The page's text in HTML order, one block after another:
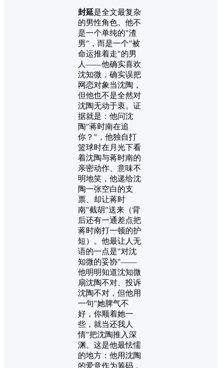
封延是全文最复杂
的男性角色。他不
是一个单纯的"渣
男"，而是一个"被
命运推着走"的男
人——他确实喜欢
沈知微，确实误把
网恋对象当沈陶，
但他也不是全然对
沈陶无动于衷。证
据就是：他问沈
陶"蒋时南在追
你？"，他独自打
篮球时在月光下看
着沈陶与蒋时南的
亲密动作、意味不
明地笑，他递给沈
陶一张空白的支
票、却让蒋时
南"截胡"送来（背
后还有一通差点把
蒋时南打一顿的护
短）。他最让人无
语的一点是"对沈
知微的妥协"——
他明明知道沈知微
扇沈陶不对、投诉
沈陶不对，但他用
一句"她脾气不
好，你顺着她一
些，就当还我人
情"把沈陶推入深
渊。这是他最怯懦
的地方：他用沈陶
的爱意作为筹码，